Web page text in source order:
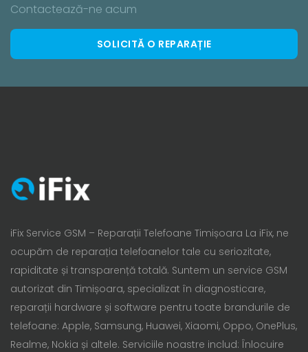
Contactează-ne acum
SOLICITĂ O REPARAȚIE
iFix Service GSM – Reparații Telefoane Timișoara La iFix, ne
ocupăm de reparația telefoanelor tale cu seriozitate,
rapiditate și transparență totală. Suntem un service GSM
autorizat din Timișoara, specializat în diagnosticare,
reparații hardware și software pentru toate brandurile de
telefoane: Apple, Samsung, Huawei, Xiaomi, Oppo, OnePlus,
Realme, Nokia și altele. Serviciile noastre includ: Înlocuire